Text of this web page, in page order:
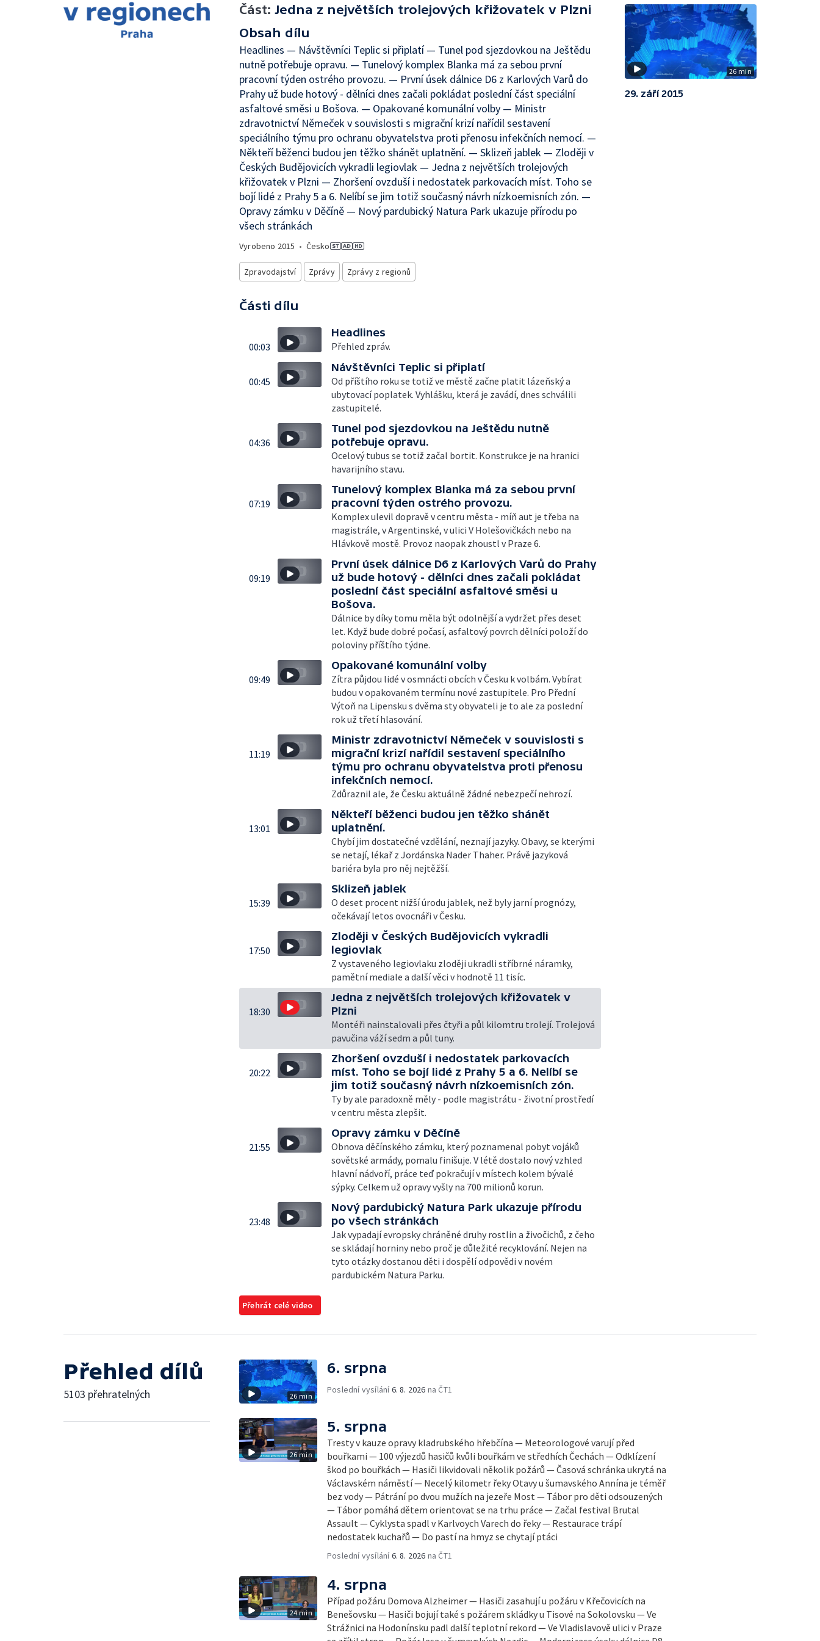
Část: Jedna z největších trolejových křižovatek v Plzni
Obsah dílu
Headlines — Návštěvníci Teplic si připlatí — Tunel pod sjezdovkou na Ještědu
nutně potřebuje opravu. — Tunelový komplex Blanka má za sebou první
pracovní týden ostrého provozu. — První úsek dálnice D6 z Karlových Varů do
Prahy už bude hotový - dělníci dnes začali pokládat poslední část speciální
asfaltové směsi u Bošova. — Opakované komunální volby — Ministr
zdravotnictví Němeček v souvislosti s migrační krizí nařídil sestavení
speciálního týmu pro ochranu obyvatelstva proti přenosu infekčních nemocí. —
Někteří běženci budou jen těžko shánět uplatnění. — Sklizeň jablek — Zloději v
Českých Budějovicích vykradli legiovlak — Jedna z největších trolejových
křižovatek v Plzni — Zhoršení ovzduší i nedostatek parkovacích míst. Toho se
bojí lidé z Prahy 5 a 6. Nelíbí se jim totiž současný návrh nízkoemisních zón. —
Opravy zámku v Děčíně — Nový pardubický Natura Park ukazuje přírodu po
všech stránkách
Vyrobeno 2015 • Česko
Zpravodajství Zprávy Zprávy z regionů
Části dílu
00:03
Headlines
Přehled zpráv.
00:45
Návštěvníci Teplic si připlatí
Od příštího roku se totiž ve městě začne platit lázeňský a
ubytovací poplatek. Vyhlášku, která je zavádí, dnes schválili
zastupitelé.
04:36
Tunel pod sjezdovkou na Ještědu nutně
potřebuje opravu.
Ocelový tubus se totiž začal bortit. Konstrukce je na hranici
havarijního stavu.
07:19
Tunelový komplex Blanka má za sebou první
pracovní týden ostrého provozu.
Komplex ulevil dopravě v centru města - míň aut je třeba na
magistrále, v Argentinské, v ulici V Holešovičkách nebo na
Hlávkově mostě. Provoz naopak zhoustl v Praze 6.
09:19
První úsek dálnice D6 z Karlových Varů do Prahy
už bude hotový - dělníci dnes začali pokládat
poslední část speciální asfaltové směsi u
Bošova.
Dálnice by díky tomu měla být odolnější a vydržet přes deset
let. Když bude dobré počasí, asfaltový povrch dělníci položí do
poloviny příštího týdne.
09:49
Opakované komunální volby
Zítra půjdou lidé v osmnácti obcích v Česku k volbám. Vybírat
budou v opakovaném termínu nové zastupitele. Pro Přední
Výtoň na Lipensku s dvěma sty obyvateli je to ale za poslední
rok už třetí hlasování.
11:19
Ministr zdravotnictví Němeček v souvislosti s
migrační krizí nařídil sestavení speciálního
týmu pro ochranu obyvatelstva proti přenosu
infekčních nemocí.
Zdůraznil ale, že Česku aktuálně žádné nebezpečí nehrozí.
13:01
Někteří běženci budou jen těžko shánět
uplatnění.
Chybí jim dostatečné vzdělání, neznají jazyky. Obavy, se kterými
se netají, lékař z Jordánska Nader Thaher. Právě jazyková
bariéra byla pro něj nejtěžší.
15:39
Sklizeň jablek
O deset procent nižší úrodu jablek, než byly jarní prognózy,
očekávají letos ovocnáři v Česku.
17:50
Zloději v Českých Budějovicích vykradli
legiovlak
Z vystaveného legiovlaku zloději ukradli stříbrné náramky,
pamětní mediale a další věci v hodnotě 11 tisíc.
18:30
Jedna z největších trolejových křižovatek v
Plzni
Montéři nainstalovali přes čtyři a půl kilomtru trolejí. Trolejová
pavučina váží sedm a půl tuny.
20:22
Zhoršení ovzduší i nedostatek parkovacích
míst. Toho se bojí lidé z Prahy 5 a 6. Nelíbí se
jim totiž současný návrh nízkoemisních zón.
Ty by ale paradoxně měly - podle magistrátu - životní prostředí
v centru města zlepšit.
21:55
Opravy zámku v Děčíně
Obnova děčínského zámku, který poznamenal pobyt vojáků
sovětské armády, pomalu finišuje. V létě dostalo nový vzhled
hlavní nádvoří, práce teď pokračují v místech kolem bývalé
sýpky. Celkem už opravy vyšly na 700 milionů korun.
23:48
Nový pardubický Natura Park ukazuje přírodu
po všech stránkách
Jak vypadají evropsky chráněné druhy rostlin a živočichů, z čeho
se skládají horniny nebo proč je důležité recyklování. Nejen na
tyto otázky dostanou děti i dospělí odpovědi v novém
pardubickém Natura Parku.
Přehrát celé video
26 min
29. září 2015
Přehled dílů
5103 přehratelných 26 min
6. srpna
Poslední vysílání6. 8. 2026 na ČT1
26 min
5. srpna
Tresty v kauze opravy kladrubského hřebčína — Meteorologové varují před
bouřkami — 100 výjezdů hasičů kvůli bouřkám ve středhích Čechách — Odklízení
škod po bouřkách — Hasiči likvidovali několik požárů — Časová schránka ukrytá na
Václavském náměstí — Necelý kilometr řeky Otavy u šumavského Annína je téměř
bez vody — Pátrání po dvou mužích na jezeře Most — Tábor pro děti odsouzených
— Tábor pomáhá dětem orientovat se na trhu práce — Začal festival Brutal
Assault — Cyklysta spadl v Karlvoych Varech do řeky — Restaurace trápí
nedostatek kuchařů — Do pastí na hmyz se chytají ptáci
Poslední vysílání6. 8. 2026 na ČT1
24 min
4. srpna
Případ požáru Domova Alzheimer — Hasiči zasahují u požáru v Křečovicích na
Benešovsku — Hasiči bojují také s požárem skládky u Tisové na Sokolovsku — Ve
Strážnici na Hodonínsku padl další teplotní rekord — Ve Vladislavově ulici v Praze